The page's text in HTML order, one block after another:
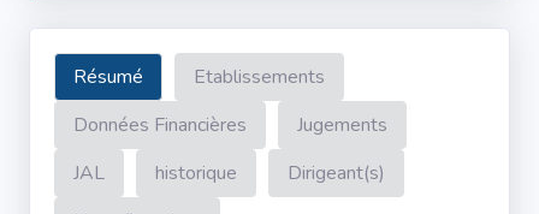
Résumé
Etablissements
Données Financières
Jugements
JAL
historique
Dirigeant(s)